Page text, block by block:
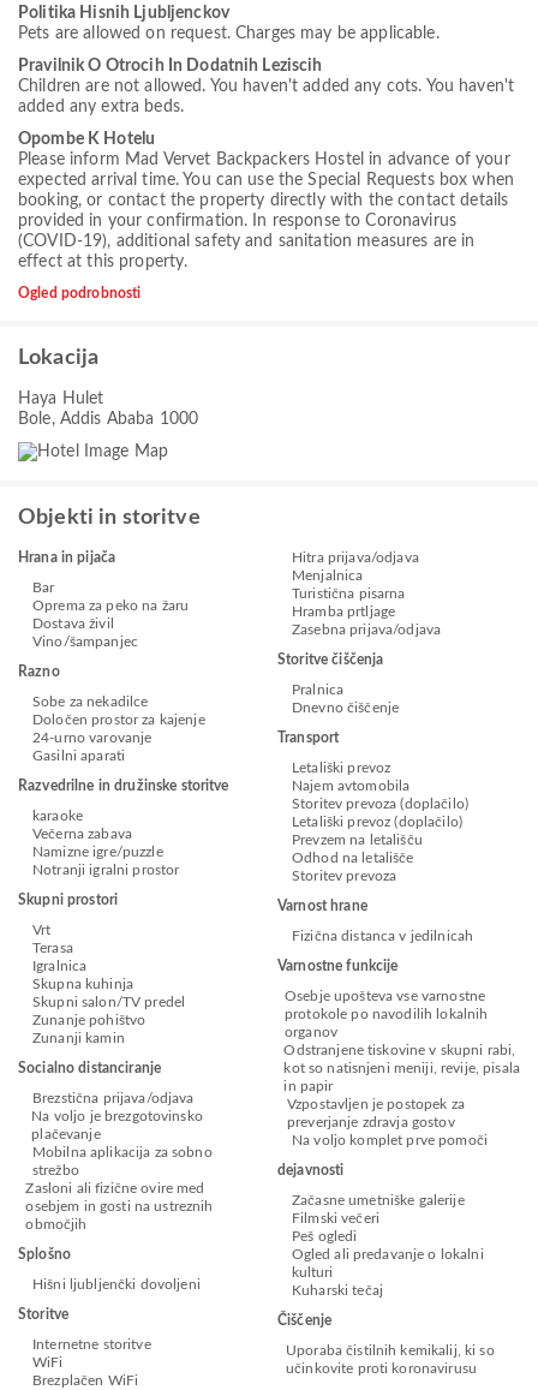
Politika Hisnih Ljubljenckov
Pets are allowed on request. Charges may be applicable.
Pravilnik O Otrocih In Dodatnih Leziscih
Children are not allowed. You haven't added any cots. You haven't
added any extra beds.
Opombe K Hotelu
Please inform Mad Vervet Backpackers Hostel in advance of your
expected arrival time. You can use the Special Requests box when
booking, or contact the property directly with the contact details
provided in your confirmation. In response to Coronavirus
(COVID-19), additional safety and sanitation measures are in
effect at this property.
Ogled podrobnosti
Lokacija
Haya Hulet
Bole, Addis Ababa 1000
Objekti in storitve
Hrana in pijača
Bar
Oprema za peko na žaru
Dostava živil
Vino/šampanjec
Razno
Sobe za nekadilce
Določen prostor za kajenje
24-urno varovanje
Gasilni aparati
Razvedrilne in družinske storitve
karaoke
Večerna zabava
Namizne igre/puzzle
Notranji igralni prostor
Skupni prostori
Vrt
Terasa
Igralnica
Skupna kuhinja
Skupni salon/TV predel
Zunanje pohištvo
Zunanji kamin
Socialno distanciranje
Brezstična prijava/odjava
Na voljo je brezgotovinsko
plačevanje
Mobilna aplikacija za sobno
strežbo
Zasloni ali fizične ovire med
osebjem in gosti na ustreznih
območjih
Splošno
Hišni ljubljenčki dovoljeni
Storitve
Internetne storitve
WiFi
Brezplačen WiFi
Hitra prijava/odjava
Menjalnica
Turistična pisarna
Hramba prtljage
Zasebna prijava/odjava
Storitve čiščenja
Pralnica
Dnevno čiščenje
Transport
Letališki prevoz
Najem avtomobila
Storitev prevoza (doplačilo)
Letališki prevoz (doplačilo)
Prevzem na letališču
Odhod na letališče
Storitev prevoza
Varnost hrane
Fizična distanca v jedilnicah
Varnostne funkcije
Osebje upošteva vse varnostne
protokole po navodilih lokalnih
organov
Odstranjene tiskovine v skupni rabi,
kot so natisnjeni meniji, revije, pisala
in papir
Vzpostavljen je postopek za
preverjanje zdravja gostov
Na voljo komplet prve pomoči
dejavnosti
Začasne umetniške galerije
Filmski večeri
Peš ogledi
Ogled ali predavanje o lokalni
kulturi
Kuharski tečaj
Čiščenje
Uporaba čistilnih kemikalij, ki so
učinkovite proti koronavirusu